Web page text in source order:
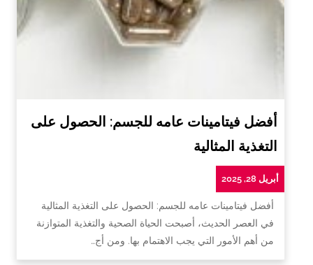
أفضل فيتامينات عامه للجسم: الحصول على
التغذية المثالية
أبريل 28, 2025
أفضل فيتامينات عامه للجسم: الحصول على التغذية المثالية
في العصر الحديث، أصبحت الحياة الصحية والتغذية المتوازنة
من أهم الأمور التي يجب الاهتمام بها. ومن أج…